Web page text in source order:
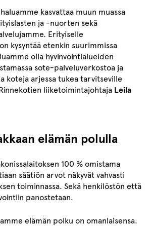
kasvattaa muun muassa
ja -nuorten sekä
Erityiselle
kysyntää etenkin suurimmissa
olla hyvinvointialueiden
sote-palveluverkostoa ja
koteja arjessa tukea tarvitseville
liiketoimintajohtaja Leila
elämän polulla
100 % omistama
säätiön arvot näkyvät vahvasti
toiminnassa. Sekä henkilöstön että
panostetaan.
elämän polku on omanlaisensa.